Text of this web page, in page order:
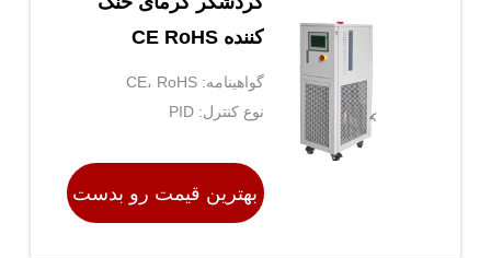
کننده CE RoHS
گواهینامه: CE، RoHS
نوع کنترل: PID
بهترین قیمت رو بدست